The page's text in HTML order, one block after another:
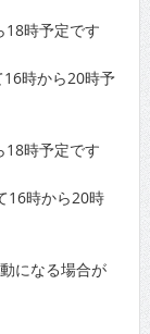
時予定です
時から20時予
時予定です
16時から20時
になる場合が